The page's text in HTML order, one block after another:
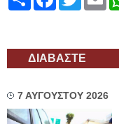
ΔΙΑΒΑΣΤΕ
7 ΑΥΓΟΥΣΤΟΥ 2026